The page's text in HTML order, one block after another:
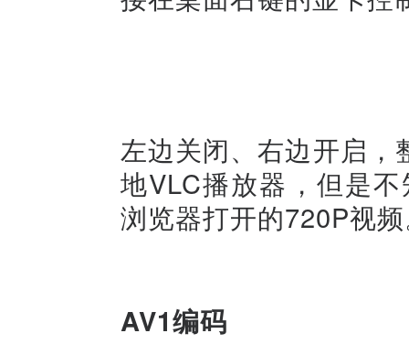
左边关闭、右边开启
地VLC播放器，但是
浏览器打开的720P视
AV1编码